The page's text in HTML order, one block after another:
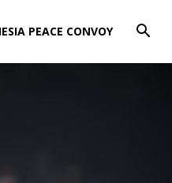
PEACE CONVOY